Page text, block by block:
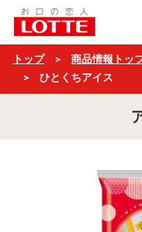
ひ
と
く
ア
ス
トップ 商品情報トッ
ひとくちアイス